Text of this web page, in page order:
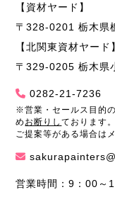
【資材ヤード】
〒328-0201 栃木県
【北関東資材ヤード
〒329-0205 栃木県
0282-21-7236
※営業・セールス目的
め お断りしております。
ご提案等がある場合は
営業時間：9：00～